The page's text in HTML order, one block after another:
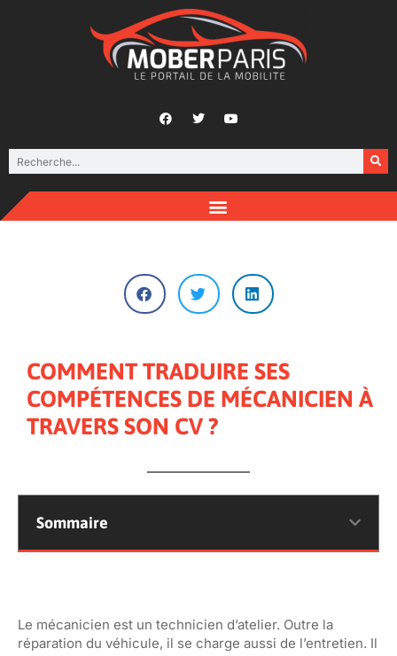
COMMENT TRADUIRE SES
COMPÉTENCES DE MÉCANICIEN À
TRAVERS SON CV ?
Sommaire
Le mécanicien est un technicien d’atelier. Outre la
réparation du véhicule, il se charge aussi de l’entretien. Il